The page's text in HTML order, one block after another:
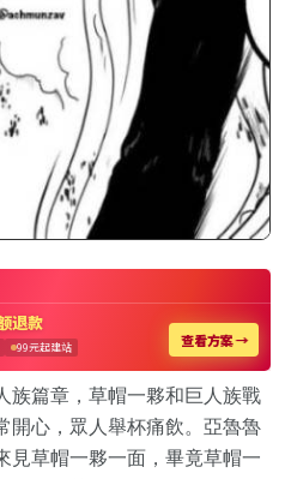
族篇章，草帽一夥和巨人族戰
開心，眾人舉杯痛飲。亞魯魯
見草帽一夥一面，畢竟草帽一